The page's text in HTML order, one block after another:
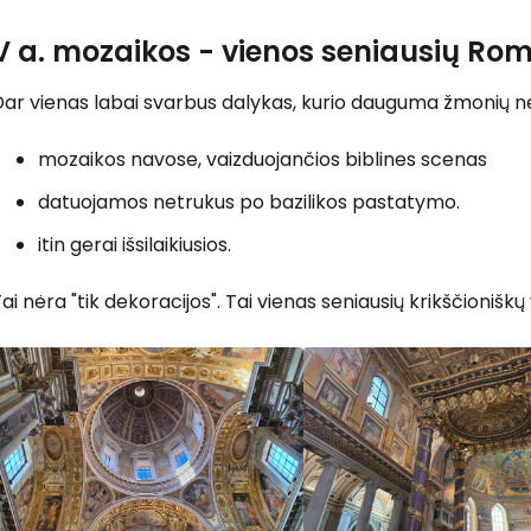
a. mozaikos - vienos seniausių
vienas labai svarbus dalykas, kurio dauguma žmonių
mozaikos navose, vaizduojančios biblines scenas
datuojamos netrukus po bazilikos pastatymo.
itin gerai išsilaikiusios.
nėra "tik dekoracijos". Tai vienas seniausių
Prisijunkite
... pasaulinė kelionių bendruomenė